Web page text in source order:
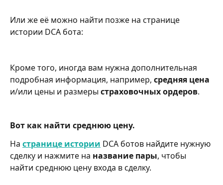
Или же её можно найти позже на странице
истории DCA бота:
Кроме того, иногда вам нужна дополнительная
подробная информация, например, средняя цена
и/или цены и размеры страховочных ордеров.
Вот как найти среднюю цену.
На странице истории DCA ботов найдите нужную
сделку и нажмите на название пары, чтобы
найти среднюю цену входа в сделку.